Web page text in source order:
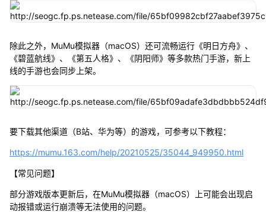
除此之外，MuMu模拟器（macOS）还可流畅运行《明日方舟》、
《碧蓝航线》、《第五人格》、《阴阳师》等多款热门手游，新上
线的手游也会同步上架。
要下载其他渠道（B站、华为等）的游戏，可参考以下教程：
https://mumu.163.com/help/20210525/35044_949950.html
【常见问题】
部分游戏版本更新后，在MuMu模拟器（macOS）上可能会出现启
动报错或运行崩溃等无法使用的问题。